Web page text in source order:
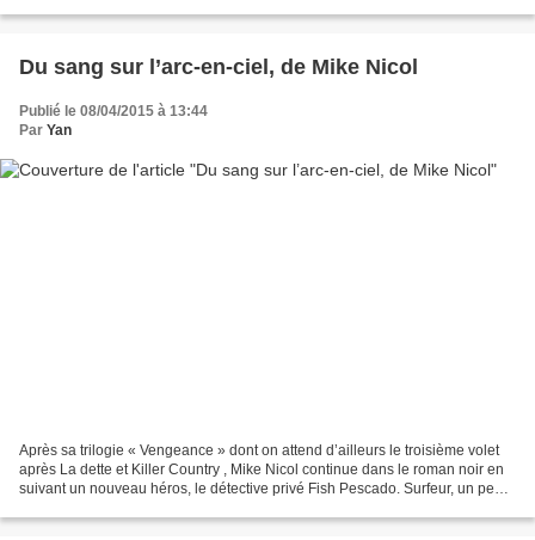
Du sang sur l’arc-en-ciel, de Mike Nicol
Publié le 08/04/2015 à 13:44
Par Yan
Après sa trilogie « Vengeance » dont on attend d’ailleurs le troisième volet
après La dette et Killer Country , Mike Nicol continue dans le roman noir en
suivant un nouveau héros, le détective privé Fish Pescado. Surfeur, un peu